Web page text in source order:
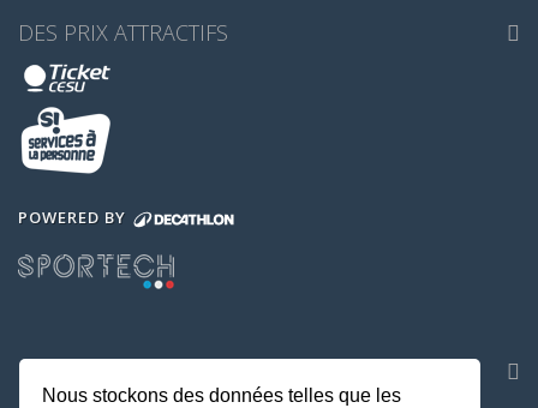
DES PRIX ATTRACTIFS
POWERED BY
Nous stockons des données telles que les